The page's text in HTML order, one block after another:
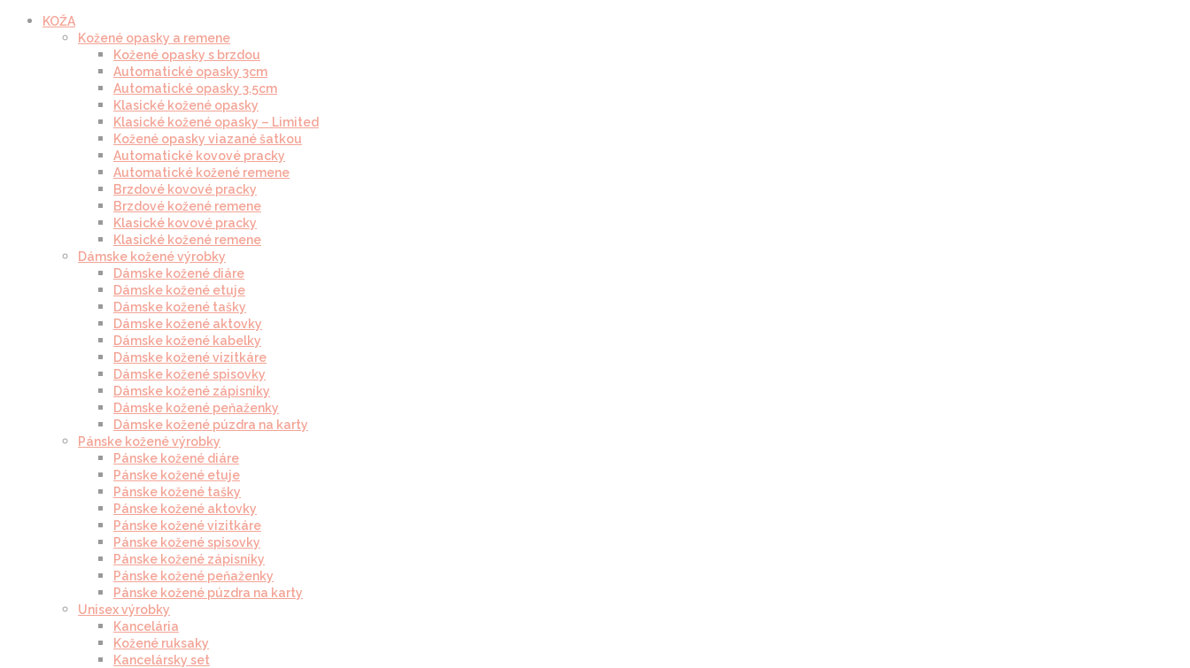
KOŽA
Kožené opasky a remene
Kožené opasky s brzdou
Automatické opasky 3cm
Automatické opasky 3.5cm
Klasické kožené opasky
Klasické kožené opasky – Limited
Kožené opasky viazané šatkou
Automatické kovové pracky
Automatické kožené remene
Brzdové kovové pracky
Brzdové kožené remene
Klasické kovové pracky
Klasické kožené remene
Dámske kožené výrobky
Dámske kožené diáre
Dámske kožené etuje
Dámske kožené tašky
Dámske kožené aktovky
Dámske kožené kabelky
Dámske kožené vizitkáre
Dámske kožené spisovky
Dámske kožené zápisníky
Dámske kožené peňaženky
Dámske kožené púzdra na karty
Pánske kožené výrobky
Pánske kožené diáre
Pánske kožené etuje
Pánske kožené tašky
Pánske kožené aktovky
Pánske kožené vizitkáre
Pánske kožené spisovky
Pánske kožené zápisníky
Pánske kožené peňaženky
Pánske kožené púzdra na karty
Unisex výrobky
Kancelária
Kožené ruksaky
Kancelársky set